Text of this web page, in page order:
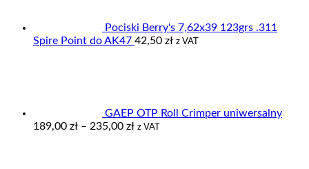
Pociski Berry's 7,62x39 123grs .311
Spire Point do AK47 42,50 zł z VAT
GAEP OTP Roll Crimper uniwersalny
189,00 zł – 235,00 złZakres
z VAT